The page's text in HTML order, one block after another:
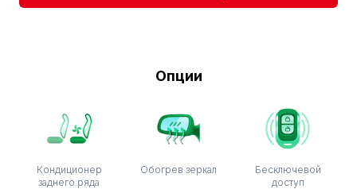
Опции
Кондиционер
заднего ряда
Обогрев зеркал
Бесключевой
доступ